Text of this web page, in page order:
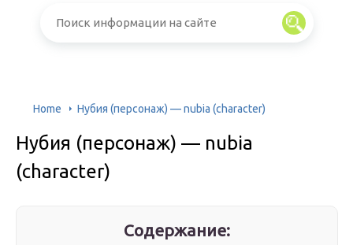
Home Нубия (персонаж) — nubia (character)
Нубия (персонаж) — nubia
(character)
Содержание: